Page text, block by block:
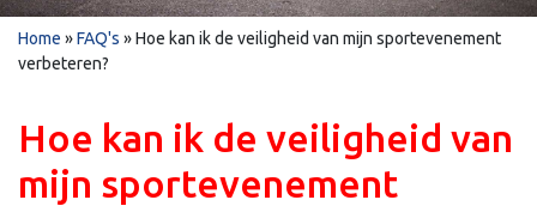
Home »FAQ's »Hoe kan ik de veiligheid van mijn sportevenement
verbeteren?
Hoe kan ik de veiligheid van
mijn sportevenement